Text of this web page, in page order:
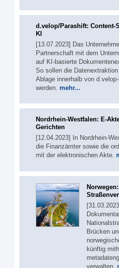
d.velop/Parashift: Content-
KI
[13.07.2023] Das
Partnerschaft mit dem
auf KI-basierte
So sollen die
Ablage innerhalb von
werden. mehr...
Nordrhein-Westfalen: E-
Gerichten
[12.04.2023] In Nordrhein-
die Finanzämter sowie die
mit der elektronischen Akte.
Brücken
künftig
verwalten.